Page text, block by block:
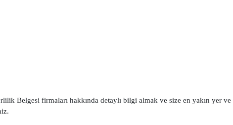
Belgesi firmaları hakkında detaylı bilgi almak ve size en yakın yer ve